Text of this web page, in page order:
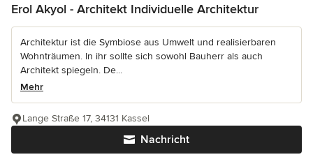
Erol Akyol - Architekt Individuelle Architektur
Architektur ist die Symbiose aus Umwelt und realisierbaren
Wohnträumen. In ihr sollte sich sowohl Bauherr als auch
Architekt spiegeln. De...
Mehr
Nachricht
Lange Straße 17, 34131 Kassel